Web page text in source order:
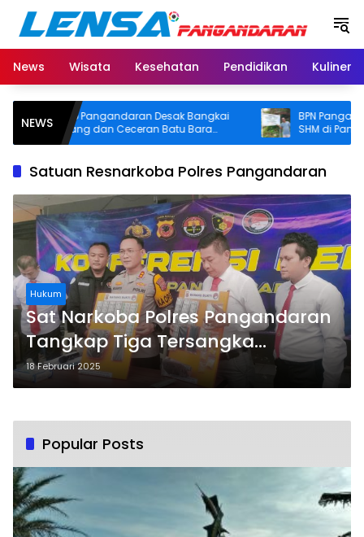
Langsung
konten
News
Wisata Kesehatan Pendidikan Kuliner
NEWS
Pemkab Pangandaran Desak Bangkai
Tongkang dan Ceceran Batu Bara
Segera Diangkat, Soroti Buruknya
BPN
SHM di Pantai
Usut Asal-usul
Satuan Resnarkoba Polres Pangandaran
Hukum
Sat Narkoba Polres Pangandaran
Tangkap Tiga Tersangka
Penyalahgunaan Obat Keras
Terbatas
18 Februari 2025
Popular Posts